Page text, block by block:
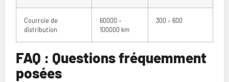
Courroie de
distribution
60000 –
100000 km
300 – 600
FAQ : Questions fréquemment
posées